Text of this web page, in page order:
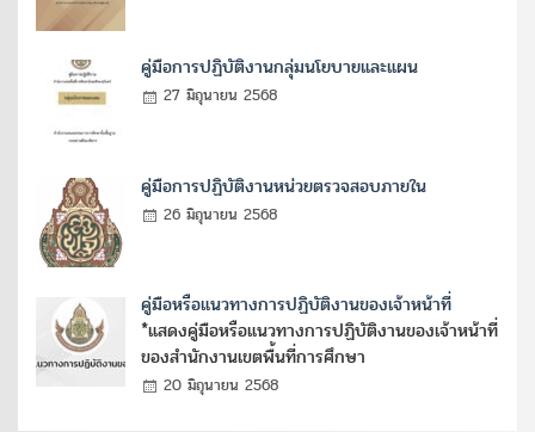
คู่มือการปฏิบัติงานกลุ่มนโยบายและแผน
27 มิถุนายน 2568
คู่มือการปฏิบัติงานหน่วยตรวจสอบภายใน
26 มิถุนายน 2568
คู่มือหรือแนวทางการปฏิบัติงานของเจ้าหน้าที่
*แสดงคู่มือหรือแนวทางการปฏิบัติงานของเจ้าหน้าที่
ของสำนักงานเขตพื้นที่การศึกษา
20 มิถุนายน 2568